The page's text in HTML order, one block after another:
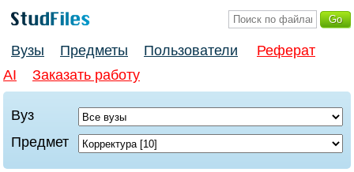
Вузы Предметы Пользователи
Реферат
AI
Заказать работу
Вуз
Предмет